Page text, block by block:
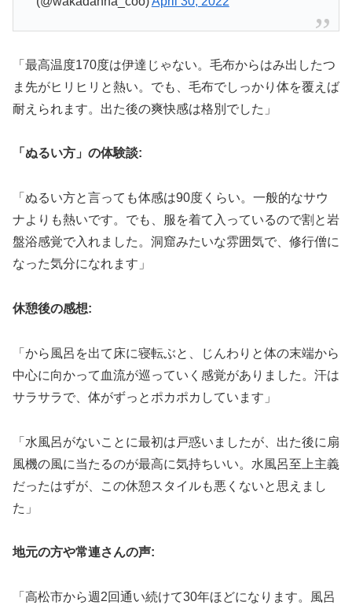
「最高温度170度は伊達じゃない。毛布からはみ出したつ
ま先がヒリヒリと熱い。でも、毛布でしっかり体を覆えば
耐えられます。出た後の爽快感は格別でした」
「ぬるい方」の体験談:
「ぬるい方と言っても体感は90度くらい。一般的なサウ
ナよりも熱いです。でも、服を着て入っているので割と岩
盤浴感覚で入れました。洞窟みたいな雰囲気で、修行僧に
なった気分になれます」
休憩後の感想:
「から風呂を出て床に寝転ぶと、じんわりと体の末端から
中心に向かって血流が巡っていく感覚がありました。汗は
サラサラで、体がずっとポカポカしています」
「水風呂がないことに最初は戸惑いましたが、出た後に扇
風機の風に当たるのが最高に気持ちいい。水風呂至上主義
だったはずが、この休憩スタイルも悪くないと思えまし
た」
地元の方や常連さんの声:
「高松市から週2回通い続けて30年ほどになります。風呂